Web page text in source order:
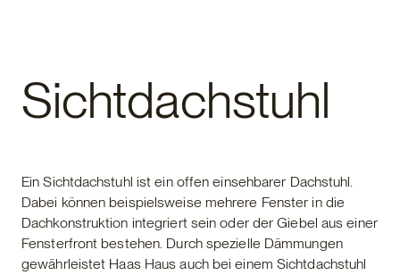
Sichtdachstuhl
Ein Sichtdachstuhl ist ein offen einsehbarer Dachstuhl.
Dabei können beispielsweise mehrere Fenster in die
Dachkonstruktion integriert sein oder der Giebel aus einer
Fensterfront bestehen. Durch spezielle Dämmungen
gewährleistet Haas Haus auch bei einem Sichtdachstuhl